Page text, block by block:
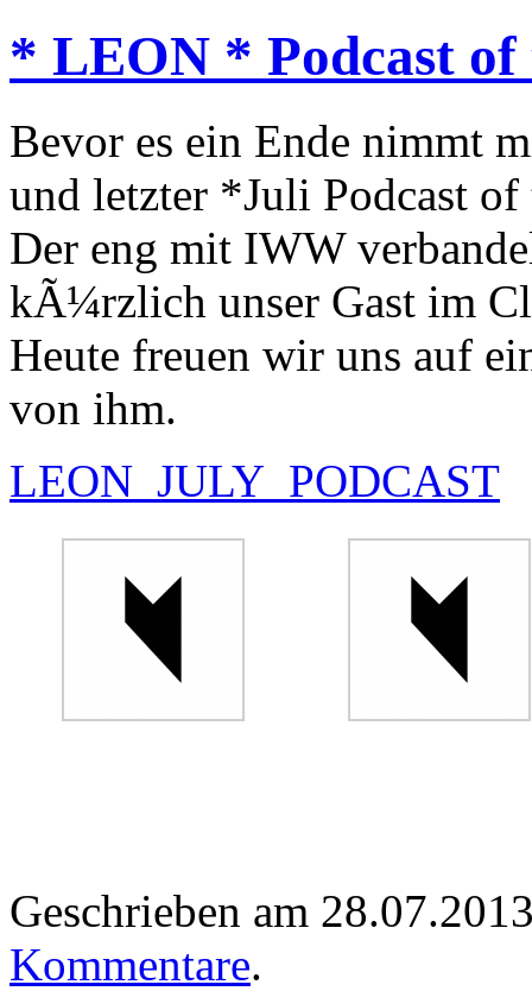
* LEON * Podcast of
Bevor es ein Ende nimmt
und letzter *Juli Podcast
Der eng mit IWW
kÃ¼rzlich unser Gast im
Heute freuen wir uns auf
von ihm.
LEON_JULY_PODCAST
Geschrieben am
Kommentare.